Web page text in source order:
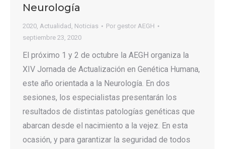
Neurología
2020, Actualidad , Noticias Por gestor AEGH
septiembre 23, 2020
El próximo 1 y 2 de octubre la AEGH organiza la
XIV Jornada de Actualización en Genética Humana,
este año orientada a la Neurología. En dos
sesiones, los especialistas presentarán los
resultados de distintas patologías genéticas que
abarcan desde el nacimiento a la vejez. En esta
ocasión, y para garantizar la seguridad de todos